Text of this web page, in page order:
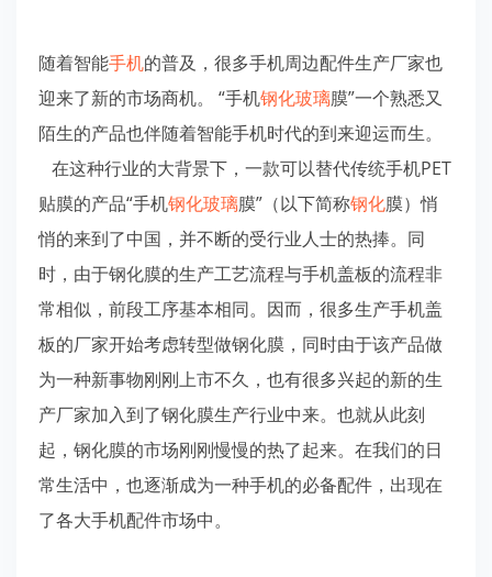
随着智能手机的普及，很多手机周边配件生产厂家也
迎来了新的市场商机。 “手机钢化玻璃膜”一个熟悉又
陌生的产品也伴随着智能手机时代的到来迎运而生。
在这种行业的大背景下，一款可以替代传统手机PET
贴膜的产品“手机钢化玻璃膜”（以下简称钢化膜）悄
悄的来到了中国，并不断的受行业人士的热捧。同
时，由于钢化膜的生产工艺流程与手机盖板的流程非
常相似，前段工序基本相同。因而，很多生产手机盖
板的厂家开始考虑转型做钢化膜，同时由于该产品做
为一种新事物刚刚上市不久，也有很多兴起的新的生
产厂家加入到了钢化膜生产行业中来。也就从此刻
起，钢化膜的市场刚刚慢慢的热了起来。在我们的日
常生活中，也逐渐成为一种手机的必备配件，出现在
了各大手机配件市场中。